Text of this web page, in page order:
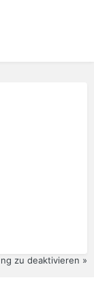
zu deaktivieren »